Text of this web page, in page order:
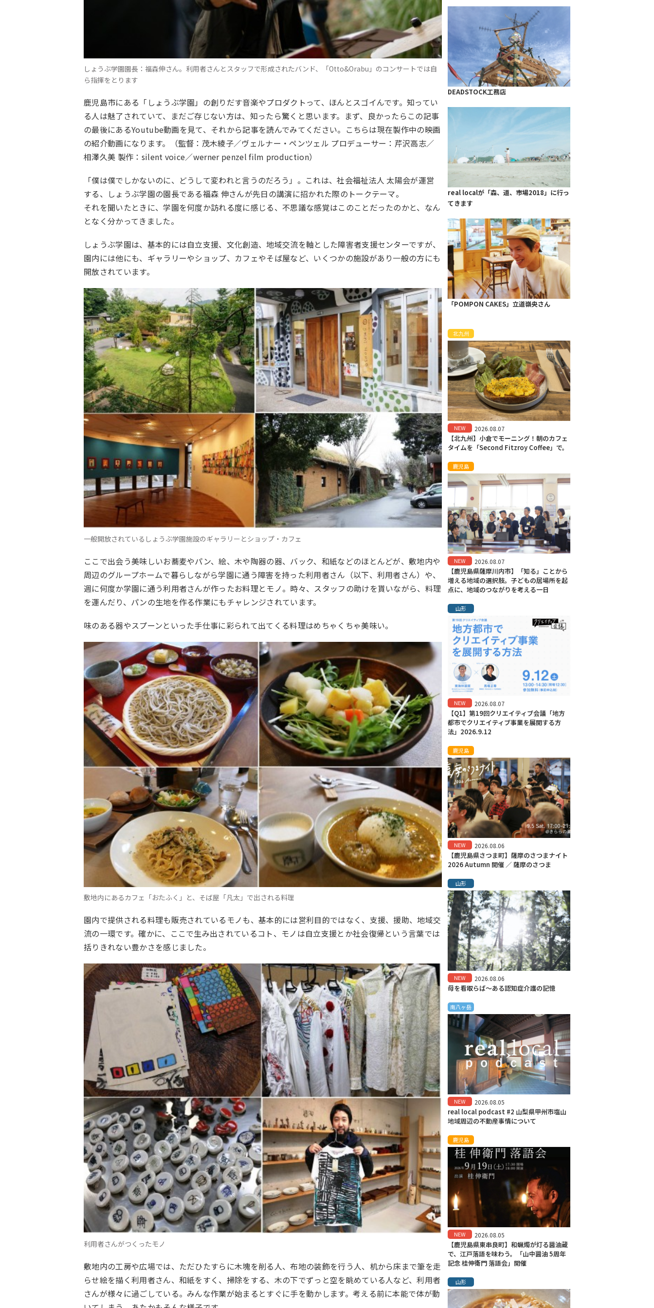
しょうぶ学園園長：福森伸さん。利用者さんとスタッフで形成されたバンド、「Otto&Orabu」のコンサートでは自
ら指揮をとります
鹿児島市にある「しょうぶ学園」の創りだす音楽やプロダクトって、ほんとスゴイんです。知ってい
る人は魅了されていて、まだご存じない方は、知ったら驚くと思います。まず、良かったらこの記事
の最後にあるYoutube動画を見て、それから記事を読んでみてください。こちらは現在製作中の映画
の紹介動画になります。（監督：茂木綾子／ヴェルナー・ペンツェル プロデューサー：芹沢高志／
相澤久美 製作：silent voice／werner penzel film production）
「僕は僕でしかないのに、どうして変われと言うのだろう」。これは、社会福祉法人 太陽会が運営
する、しょうぶ学園の園長である福森 伸さんが先日の講演に招かれた際のトークテーマ。
それを聞いたときに、学園を何度か訪れる度に感じる、不思議な感覚はこのことだったのかと、なん
となく分かってきました。
しょうぶ学園は、基本的には自立支援、文化創造、地域交流を軸とした障害者支援センターですが、
園内には他にも、ギャラリーやショップ、カフェやそば屋など、いくつかの施設があり一般の方にも
開放されています。
一般開放されているしょうぶ学園施設のギャラリーとショップ・カフェ
ここで出会う美味しいお蕎麦やパン、絵、木や陶器の器、バック、和紙などのほとんどが、敷地内や
周辺のグループホームで暮らしながら学園に通う障害を持った利用者さん（以下、利用者さん）や、
週に何度か学園に通う利用者さんが作ったお料理とモノ。時々、スタッフの助けを貰いながら、料理
を運んだり、パンの生地を作る作業にもチャレンジされています。
味のある器やスプーンといった手仕事に彩られて出てくる料理はめちゃくちゃ美味い。
敷地内にあるカフェ「おたふく」と、そば屋「凡太」で出される料理
園内で提供される料理も販売されているモノも、基本的には営利目的ではなく、支援、援助、地域交
流の一環です。確かに、ここで生み出されているコト、モノは自立支援とか社会復帰という言葉では
括りきれない豊かさを感じました。
利用者さんがつくったモノ
敷地内の工房や広場では、ただひたすらに木塊を削る人、布地の装飾を行う人、机から床まで筆を走
らせ絵を描く利用者さん、和紙をすく、掃除をする、木の下でずっと空を眺めている人など、利用者
さんが様々に過ごしている。みんな作業が始まるとすぐに手を動かします。考える前に本能で体が動
DEADSTOCK工務店
real localが「森、道、市場2018」に行っ
てきます
「POMPON CAKES」立道嶺央さん
北九州
NEW 2026.08.07
【北九州】小倉でモーニング！朝のカフェ
タイムを「Second Fitzroy Coffee」で。
鹿児島
NEW 2026.08.07
【鹿児島県薩摩川内市】「知る」ことから
増える地域の選択肢。子どもの居場所を起
点に、地域のつながりを考える一日
山形
NEW 2026.08.07
【Q1】第19回クリエイティブ会議「地方
都市でクリエイティブ事業を展開する方
法」2026.9.12
鹿児島
NEW 2026.08.06
【鹿児島県さつま町】薩摩のさつまナイト
2026 Autumn 開催 ／ 薩摩のさつま
山形
NEW 2026.08.06
母を看取らば～ある認知症介護の記憶
南八ヶ岳
NEW 2026.08.05
real local podcast #2 山梨県甲州市塩山
地域周辺の不動産事情について
鹿児島
NEW 2026.08.05
【鹿児島県東串良町】和蝋燭が灯る醤油蔵
で、江戸落語を味わう。「山中醤油 5周年
記念 桂伸衛門 落語会」開催
山形